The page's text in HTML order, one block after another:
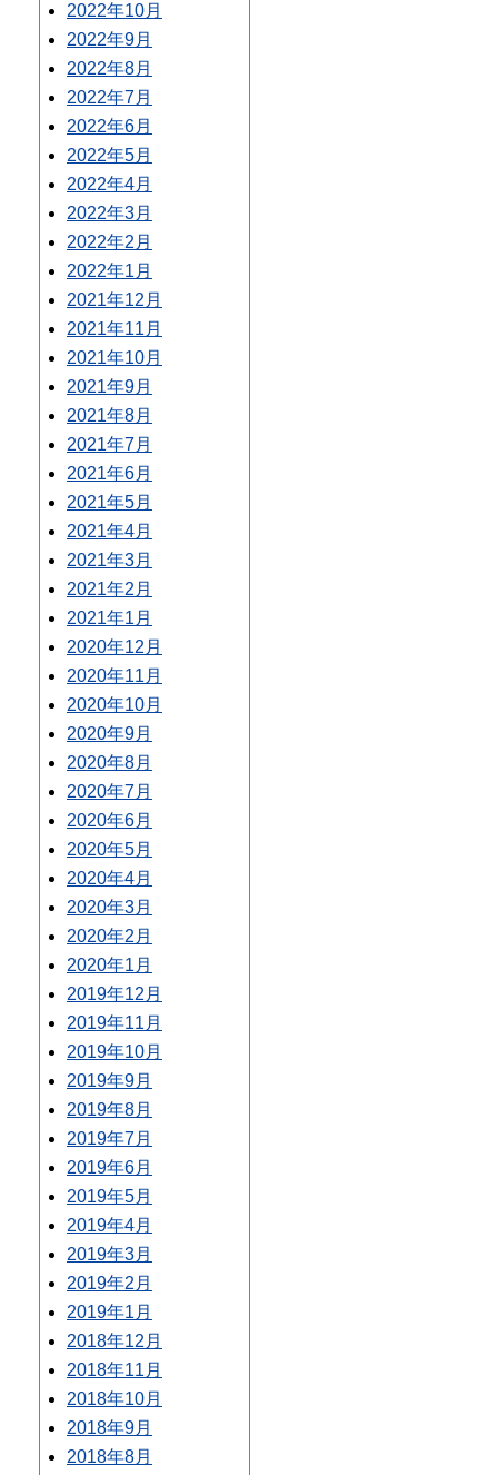
2022年10月
2022年9月
2022年8月
2022年7月
2022年6月
2022年5月
2022年4月
2022年3月
2022年2月
2022年1月
2021年12月
2021年11月
2021年10月
2021年9月
2021年8月
2021年7月
2021年6月
2021年5月
2021年4月
2021年3月
2021年2月
2021年1月
2020年12月
2020年11月
2020年10月
2020年9月
2020年8月
2020年7月
2020年6月
2020年5月
2020年4月
2020年3月
2020年2月
2020年1月
2019年12月
2019年11月
2019年10月
2019年9月
2019年8月
2019年7月
2019年6月
2019年5月
2019年4月
2019年3月
2019年2月
2019年1月
2018年12月
2018年11月
2018年10月
2018年9月
2018年8月